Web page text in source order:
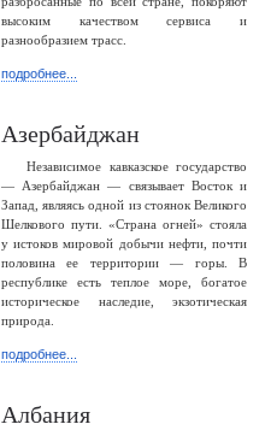
высоким качеством сервиса и
разнообразием трасс.
подробнее...
Азербайджан
Независимое кавказское государство
— Азербайджан — связывает Восток и
Запад, являясь одной из стоянок Великого
Шелкового пути. «Страна огней» стояла
у истоков мировой добычи нефти, почти
половина ее территории — горы. В
республике есть теплое море, богатое
историческое наследие, экзотическая
природа.
подробнее...
Албания